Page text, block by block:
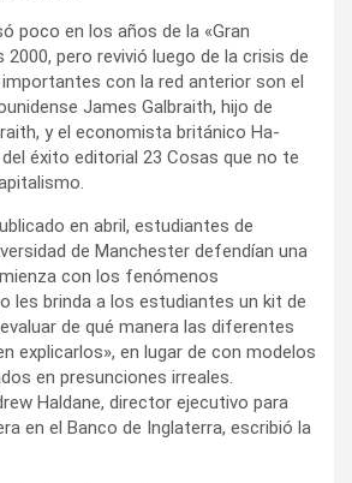
poco en los años de la «Gran
2000, pero revivió luego de la crisis de
con la red anterior son el
James Galbraith, hijo de
y el economista británico Ha-
éxito editorial 23 Cosas que no te
en abril, estudiantes de
de Manchester defendían una
con los fenómenos
les brinda a los estudiantes un kit de
de qué manera las diferentes
explicarlos», en lugar de con modelos
en presunciones irreales.
Haldane, director ejecutivo para
en el Banco de Inglaterra, escribió la